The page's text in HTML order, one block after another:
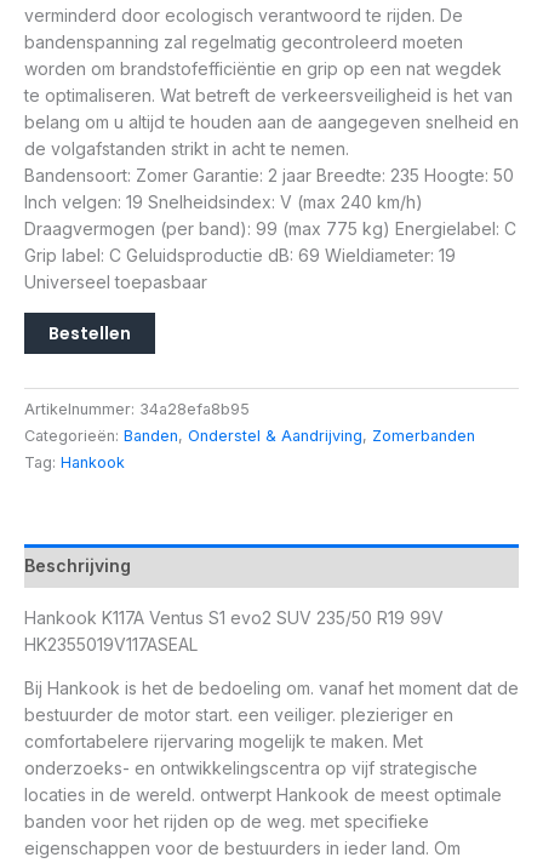
verminderd door ecologisch verantwoord te rijden. De
bandenspanning zal regelmatig gecontroleerd moeten
worden om brandstofefficiëntie en grip op een nat wegdek
te optimaliseren. Wat betreft de verkeersveiligheid is het van
belang om u altijd te houden aan de aangegeven snelheid en
de volgafstanden strikt in acht te nemen.
Bandensoort: Zomer Garantie: 2 jaar Breedte: 235 Hoogte: 50
Inch velgen: 19 Snelheidsindex: V (max 240 km/h)
Draagvermogen (per band): 99 (max 775 kg) Energielabel: C
Grip label: C Geluidsproductie dB: 69 Wieldiameter: 19
Universeel toepasbaar
Bestellen
Artikelnummer: 34a28efa8b95
Categorieën: Banden, Onderstel & Aandrijving, Zomerbanden
Tag: Hankook
Beschrijving
Hankook K117A Ventus S1 evo2 SUV 235/50 R19 99V
HK2355019V117ASEAL
Bij Hankook is het de bedoeling om. vanaf het moment dat de
bestuurder de motor start. een veiliger. plezieriger en
comfortabelere rijervaring mogelijk te maken. Met
onderzoeks- en ontwikkelingscentra op vijf strategische
locaties in de wereld. ontwerpt Hankook de meest optimale
banden voor het rijden op de weg. met specifieke
eigenschappen voor de bestuurders in ieder land. Om